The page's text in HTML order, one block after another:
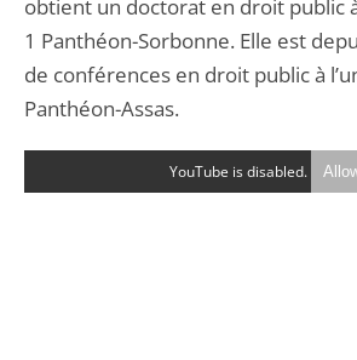
obtient un doctorat en droit public
1 Panthéon-Sorbonne. Elle est
de conférences en droit public à
Panthéon-Assas.
YouTube is disabled.